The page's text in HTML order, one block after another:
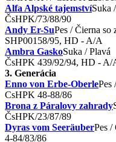
Alfa Alpské tajemstvíSuka
ČsHPK/73/88/90
Andy Er-SuPes / Čierna so
SHP00158/95, HD - A/A
Ambra GaskoSuka / Plavá
ČsHPK 439/92/94, HD - A/
3. Generácia
Enno von Erbe-OberlePes
CsHPK 48-88/86
Brona z Páralovy zahrady
ČsHPK/23/87/89
Dyras vom SeeräuberPes /
4-84/83/86